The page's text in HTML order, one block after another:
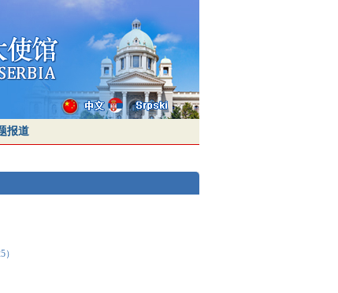
报道